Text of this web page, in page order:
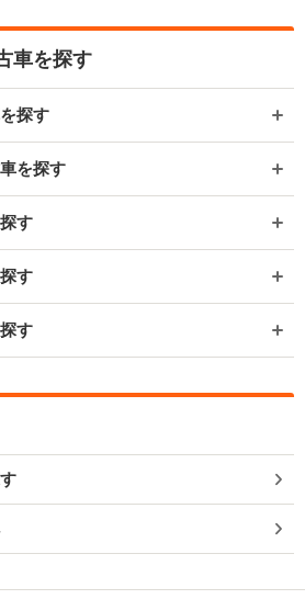
車を探す
探す
を探す
す
す
す